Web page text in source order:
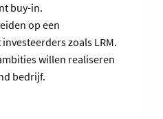
buy-in.
op een
zoals LRM.
willen realiseren
bedrijf.